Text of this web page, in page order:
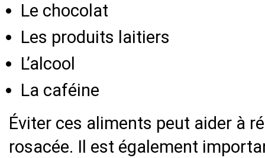
Le chocolat
Les produits laitiers
L’alcool
La caféine
Éviter ces aliments peut aider à
rosacée. Il est également